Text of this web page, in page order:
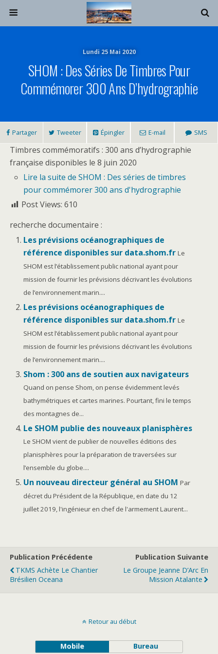
Lundi 25 Mai 2020
SHOM : Des Séries De Timbres Pour
Commémorer 300 Ans D’hydrographie
Partager Tweeter Épingler E-mail SMS
Timbres commémoratifs : 300 ans d’hydrographie
française disponibles le 8 juin 2020
Lire la suite de SHOM : Des séries de timbres
pour commémorer 300 ans d'hydrographie
Post Views: 610
recherche documentaire :
Les prévisions océanographiques de
référence disponibles sur data.shom.fr Le
SHOM est l’établissement public national ayant pour
mission de fournir les prévisions décrivant les évolutions
de l’environnement marin....
Les prévisions océanographiques de
référence disponibles sur data.shom.fr Le
SHOM est l’établissement public national ayant pour
mission de fournir les prévisions décrivant les évolutions
de l’environnement marin....
Shom : 300 ans de soutien aux navigateurs
Quand on pense Shom, on pense évidemment levés
bathymétriques et cartes marines. Pourtant, fini le temps
des montagnes de...
Le SHOM publie des nouveaux planisphères
Le SHOM vient de publier de nouvelles éditions des
planisphères pour la préparation de traversées sur
l’ensemble du globe....
Un nouveau directeur général au SHOM Par
décret du Président de la République, en date du 12
juillet 2019, l'ingénieur en chef de l'armement Laurent...
Publication Précédente
TKMS Achète Le Chantier
Brésilien Oceana
Publication Suivante
Le Groupe Jeanne D’Arc En
Mission Atalante
Retour au début
Mobile Bureau